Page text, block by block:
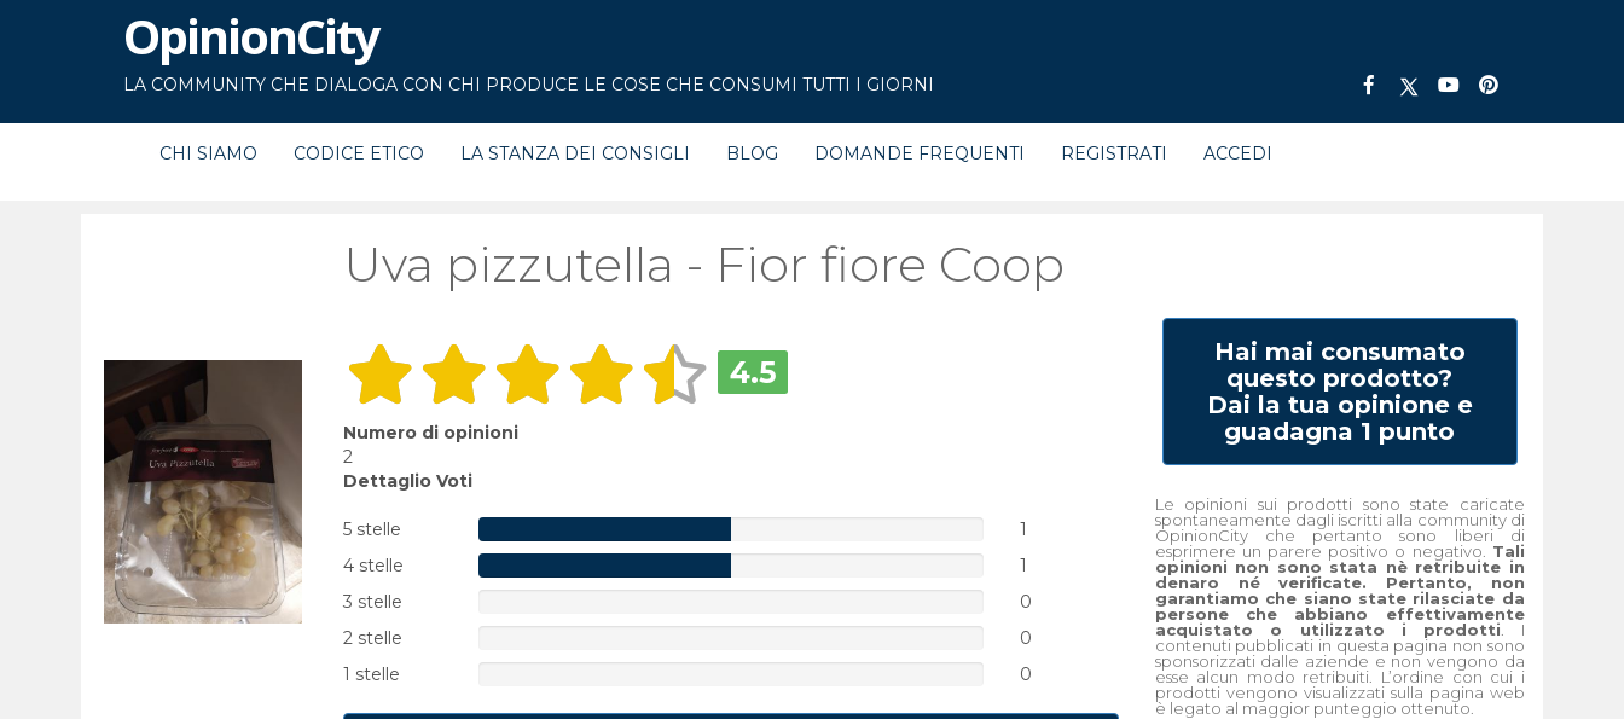
OpinionCity
LA COMMUNITY CHE DIALOGA CON CHI PRODUCE LE COSE CHE CONSUMI TUTTI I GIORNI
CHI SIAMO CODICE ETICO LA STANZA DEI CONSIGLI BLOG DOMANDE FREQUENTI REGISTRATI ACCEDI
Uva pizzutella - Fior fiore Coop
4.5
Numero di opinioni
2
Dettaglio Voti
5 stelle
1
4 stelle
1
3 stelle
0
2 stelle
0
1 stelle
0
Hai mai consumato
questo prodotto?
Dai la tua opinione e
guadagna 1 punto
Le opinioni sui prodotti sono state caricate
spontaneamente dagli iscritti alla community di
OpinionCity che pertanto sono liberi di
esprimere un parere positivo o negativo. Tali
opinioni non sono stata nè retribuite in
denaro né verificate. Pertanto, non
garantiamo che siano state rilasciate da
persone che abbiano effettivamente
acquistato o utilizzato i prodotti . I
contenuti pubblicati in questa pagina non sono
sponsorizzati dalle aziende e non vengono da
esse alcun modo retribuiti. L’ordine con cui i
prodotti vengono visualizzati sulla pagina web
è legato al maggior punteggio ottenuto.